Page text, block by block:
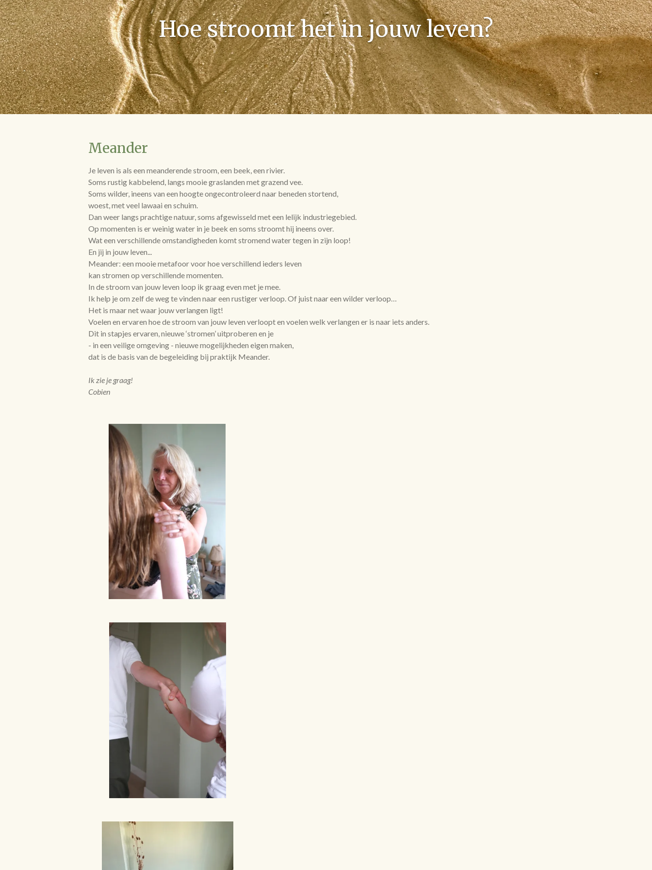
Hoe stroomt het in jouw leven?
Meander
Je leven is als een meanderende stroom, een beek, een rivier.
Soms rustig kabbelend, langs mooie graslanden met grazend vee.
Soms wilder, ineens van een hoogte ongecontroleerd naar beneden stortend,
woest, met veel lawaai en schuim.
Dan weer langs prachtige natuur, soms afgewisseld met een lelijk industriegebied.
Op momenten is er weinig water in je beek en soms stroomt hij ineens over.
Wat een verschillende omstandigheden komt stromend water tegen in zijn loop!
En jij in jouw leven...
Meander: een mooie metafoor voor hoe verschillend ieders leven
kan stromen op verschillende momenten.
In de stroom van jouw leven loop ik graag even met je mee.
Ik help je om zelf de weg te vinden naar een rustiger verloop. Of juist naar een wilder verloop…
Het is maar net waar jouw verlangen ligt!
Voelen en ervaren hoe de stroom van jouw leven verloopt en voelen welk verlangen er is naar iets anders.
Dit in stapjes ervaren, nieuwe ‘stromen’ uitproberen en je
- in een veilige omgeving - nieuwe mogelijkheden eigen maken,
dat is de basis van de begeleiding bij praktijk Meander.
Ik zie je graag!
Cobien